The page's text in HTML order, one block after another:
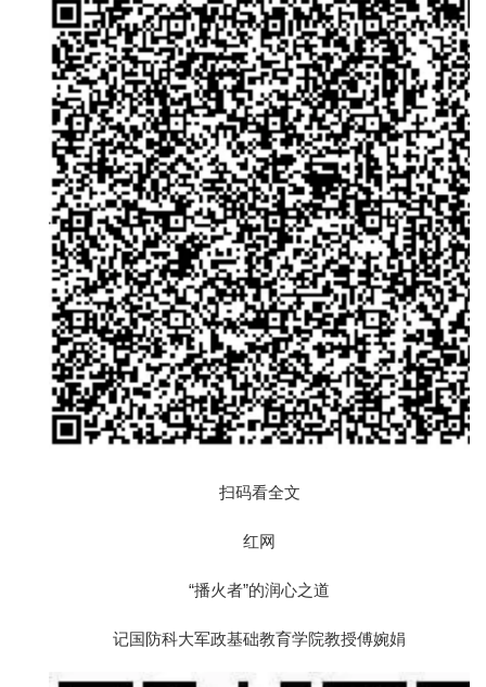
扫码看全文
红网
“播火者”的润心之道
记国防科大军政基础教育学院教授傅婉娟